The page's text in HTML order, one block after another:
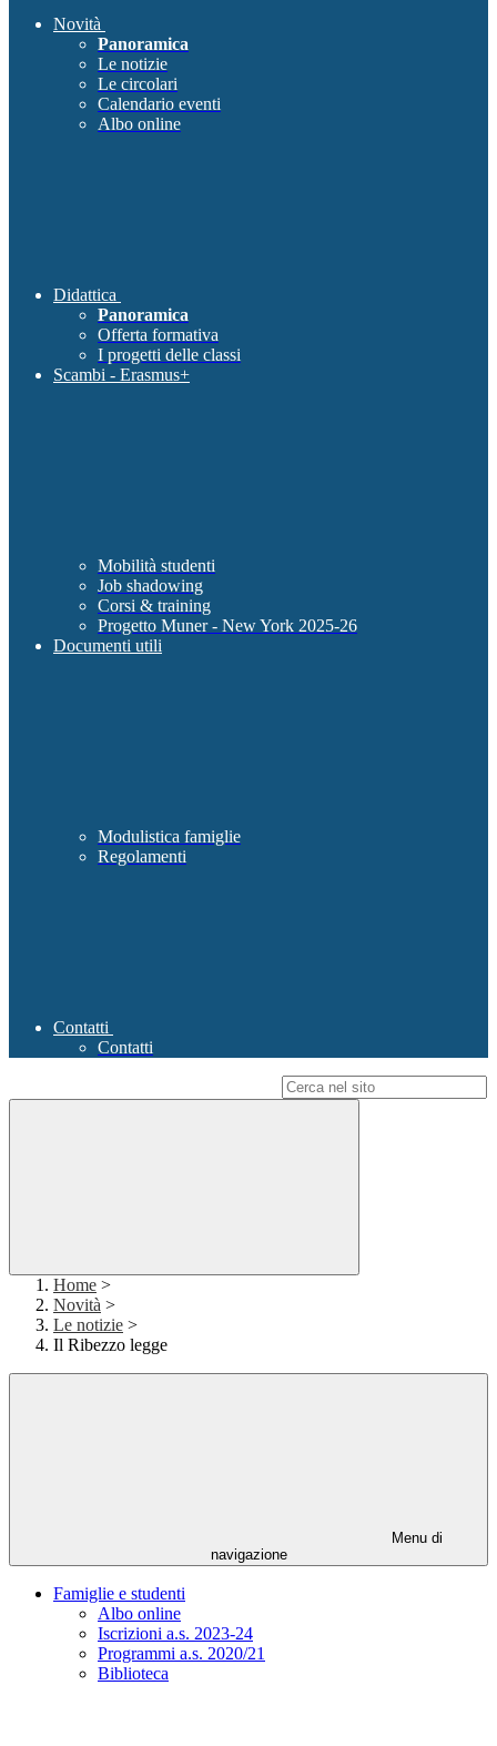
Novità
Panoramica
Le notizie
Le circolari
Calendario eventi
Albo online
Didattica
Panoramica
Offerta formativa
I progetti delle classi
Scambi - Erasmus+
Mobilità studenti
Job shadowing
Corsi & training
Progetto Muner - New York 2025-26
Documenti utili
Modulistica famiglie
Regolamenti
Contatti
Contatti
Home >
Novità >
Le notizie >
Il Ribezzo legge
Menu di
navigazione
Famiglie e studenti
Albo online
Iscrizioni a.s. 2023-24
Programmi a.s. 2020/21
Biblioteca